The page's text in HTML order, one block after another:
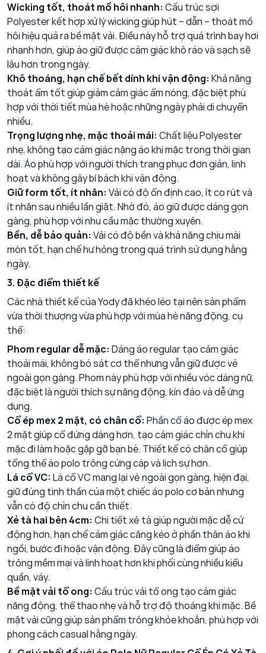
Wicking tốt, thoát mồ hôi nhanh: Cấu trúc sợi
Polyester kết hợp xử lý wicking giúp hút – dẫn – thoát mồ
hôi hiệu quả ra bề mặt vải. Điều này hỗ trợ quá trình bay hơi
nhanh hơn, giúp áo giữ được cảm giác khô ráo và sạch sẽ
lâu hơn trong ngày.
Khô thoáng, hạn chế bết dính khi vận động: Khả năng
thoát ẩm tốt giúp giảm cảm giác ẩm nóng, đặc biệt phù
hợp với thời tiết mùa hè hoặc những ngày phải di chuyển
nhiều.
Trọng lượng nhẹ, mặc thoải mái: Chất liệu Polyester
nhẹ, không tạo cảm giác nặng áo khi mặc trong thời gian
dài. Áo phù hợp với người thích trang phục đơn giản, linh
hoạt và không gây bí bách khi vận động.
Giữ form tốt, ít nhăn: Vải có độ ổn định cao, ít co rút và
ít nhăn sau nhiều lần giặt. Nhờ đó, áo giữ được dáng gọn
gàng, phù hợp với nhu cầu mặc thường xuyên.
Bền, dễ bảo quản: Vải có độ bền và khả năng chịu mài
mòn tốt, hạn chế hư hỏng trong quá trình sử dụng hằng
ngày.
3. Đặc điểm thiết kế
Các nhà thiết kế của Yody đã khéo léo tại nên sản phẩm
vừa thời thượng vừa phù hợp với mùa hè năng động, cụ
thể:
Phom regular dễ mặc: Dáng áo regular tạo cảm giác
thoải mái, không bó sát cơ thể nhưng vẫn giữ được vẻ
ngoài gọn gàng. Phom này phù hợp với nhiều vóc dáng nữ,
đặc biệt là người thích sự năng động, kín đáo và dễ ứng
dụng.
Cổ ép mex 2 mặt, có chân cổ: Phần cổ áo được ép mex
2 mặt giúp cổ đứng dáng hơn, tạo cảm giác chỉn chu khi
mặc đi làm hoặc gặp gỡ bạn bè. Thiết kế có chân cổ giúp
tổng thể áo polo trông cứng cáp và lịch sự hơn.
Lá cổ VC: Lá cổ VC mang lại vẻ ngoài gọn gàng, hiện đại,
giữ đúng tinh thần của một chiếc áo polo cơ bản nhưng
vẫn có độ chỉn chu cần thiết.
Xẻ tà hai bên 4cm: Chi tiết xẻ tà giúp người mặc dễ cử
động hơn, hạn chế cảm giác căng kéo ở phần thân áo khi
ngồi, bước đi hoặc vận động. Đây cũng là điểm giúp áo
trông mềm mại và linh hoạt hơn khi phối cùng nhiều kiểu
quần, váy.
Bề mặt vải tổ ong: Cấu trúc vải tổ ong tạo cảm giác
năng động, thể thao nhẹ và hỗ trợ độ thoáng khi mặc. Bề
mặt vải cũng giúp sản phẩm trông khỏe khoắn, phù hợp với
phong cách casual hằng ngày.